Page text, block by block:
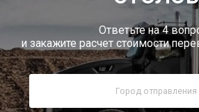
8
Звонок по
Ответьте на 4
и закажите расчет стоимости